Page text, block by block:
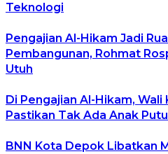
Teknologi
Pengajian Al-Hikam Jadi
Pembangunan, Rohmat
Utuh
Di Pengajian Al-Hikam,
Pastikan Tak Ada Anak
BNN Kota Depok Libatkan